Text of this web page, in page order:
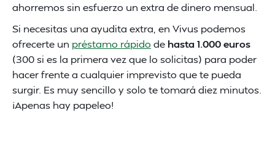
ahorremos sin esfuerzo un extra de dinero mensual.
Si necesitas una ayudita extra, en Vivus podemos
ofrecerte un préstamo rápido de hasta 1.000 euros
(300 si es la primera vez que lo solicitas) para poder
hacer frente a cualquier imprevisto que te pueda
surgir. Es muy sencillo y solo te tomará diez minutos.
¡Apenas hay papeleo!